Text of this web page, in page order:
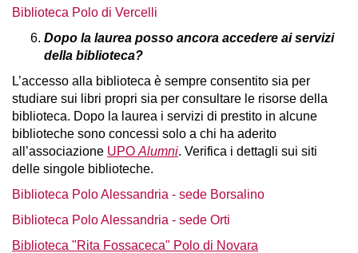
Biblioteca Polo di Vercelli
Dopo la laurea posso ancora accedere ai servizi
della biblioteca?
L’accesso alla biblioteca è sempre consentito sia per
studiare sui libri propri sia per consultare le risorse della
biblioteca. Dopo la laurea i servizi di prestito in alcune
biblioteche sono concessi solo a chi ha aderito
all’associazione UPO Alumni. Verifica i dettagli sui siti
delle singole biblioteche.
Biblioteca Polo Alessandria - sede Borsalino
Biblioteca Polo Alessandria - sede Orti
Biblioteca "Rita Fossaceca" Polo di Novara